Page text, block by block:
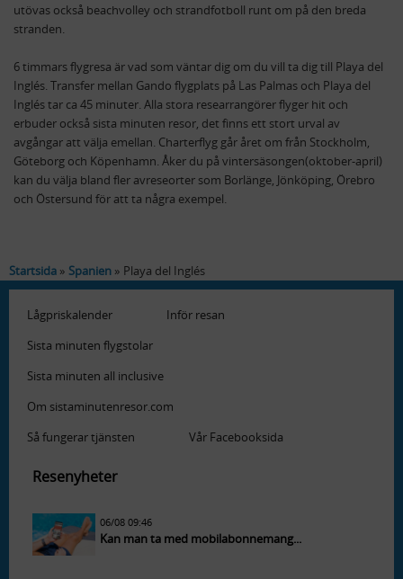
utövas också beachvolley och strandfotboll runt om på den breda
stranden.
6 timmars flygresa är vad som väntar dig om du vill ta dig till Playa del
Inglés. Transfer mellan Gando flygplats på Las Palmas och Playa del
Inglés tar ca 45 minuter. Alla stora researrangörer flyger hit och
erbuder också sista minuten resor, det finns ett stort urval av
avgångar att välja emellan. Charterflyg går året om från Stockholm,
Göteborg och Köpenhamn. Åker du på vintersäsongen(oktober-april)
kan du välja bland fler avreseorter som Borlänge, Jönköping, Örebro
och Östersund för att ta några exempel.
Startsida Spanien Playa del Inglés
Lågpriskalender
Inför resan
Sista minuten flygstolar
Sista minuten all inclusive
Om sistaminutenresor.com
Så fungerar tjänsten
Vår Facebooksida
Resenyheter
06/08 09:46
Kan man ta med mobilabonnemang...